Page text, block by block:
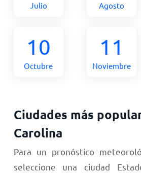
Julio Agosto
10
Octubre
11
Noviembre
Ciudades más
Carolina
Para un pronóstico
seleccione una ciudad